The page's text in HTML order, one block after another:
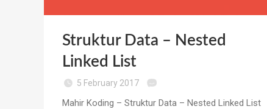
Struktur Data – Nested
Linked List
5 February 2017
Mahir Koding – Struktur Data – Nested Linked List